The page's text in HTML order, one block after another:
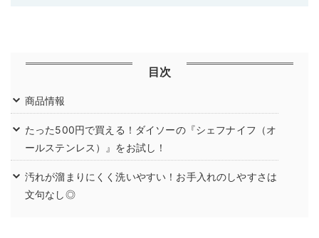
目次
商品情報
たった500円で買える！ダイソーの『シェフナイフ（オ
ールステンレス）』をお試し！
汚れが溜まりにくく洗いやすい！お手入れのしやすさは
文句なし◎